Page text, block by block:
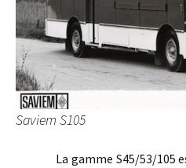
Saviem S105
La gamme S45/53/105 est